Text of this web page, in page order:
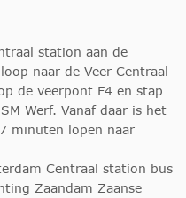
station aan de
naar de Veer Centraal
de veerpont F4 en stap
Werf. Vanaf daar is het
minuten lopen naar
Centraal station bus
Zaandam Zaanse